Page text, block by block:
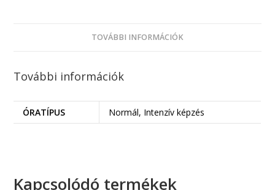
TOVÁBBI INFORMÁCIÓK
További információk
ÓRATÍPUS Normál, Intenzív képzés
Kapcsolódó termékek